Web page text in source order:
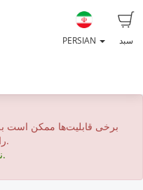
سبد PERSIAN
برخی قابلیت‌ها ممکن است
را برای بهترین تجربه به‌روزرسانی کنید.
نیاز به کمک دارید؟ راهنمای ما را ببینید.